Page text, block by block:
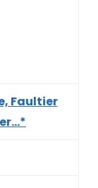
Faultier